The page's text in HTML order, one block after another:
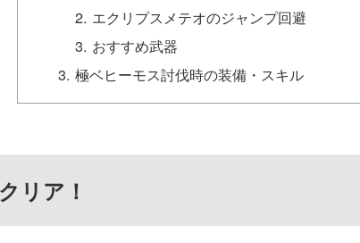
エクリプスメテオのジャンプ回避
おすすめ武器
極ベヒーモス討伐時の装備・スキル
リア！